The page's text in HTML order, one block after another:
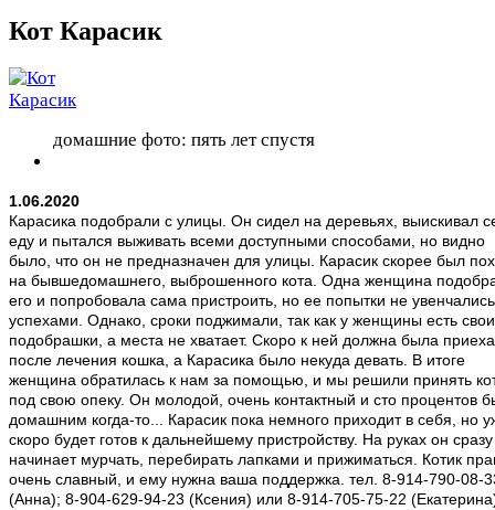
Кот Карасик
домашние фото: пять лет спустя
1.06.2020
Карасика подобрали с улицы. Он сидел на деревьях, выискивал
еду и пытался выживать всеми доступными способами, но видно
было, что он не предназначен для улицы. Карасик скорее был
на бывшедомашнего, выброшенного кота. Одна женщина
его и попробовала сама пристроить, но ее попытки не увенчались
успехами. Однако, сроки поджимали, так как у женщины есть свои
подобрашки, а места не хватает. Скоро к ней должна была
после лечения кошка, а Карасика было некуда девать. В итоге
женщина обратилась к нам за помощью, и мы решили принять
под свою опеку. Он молодой, очень контактный и сто процентов
домашним когда-то... Карасик пока немного приходит в себя, но
скоро будет готов к дальнейшему пристройству. На руках он сразу
начинает мурчать, перебирать лапками и прижиматься. Котик
очень славный, и ему нужна ваша поддержка. тел. 8-914-790-08-
(Анна); 8-904-629-94-23 (Ксения) или 8-914-705-75-22